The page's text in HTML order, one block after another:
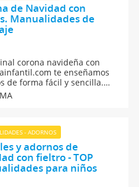
de Navidad con
Manualidades de
corona navideña con
te enseñamos
de forma fácil y sencilla.
corona de Navidad con
puedan decorar la puerta
- ADORNOS
y adornos de
con fieltro - TOP
para niños